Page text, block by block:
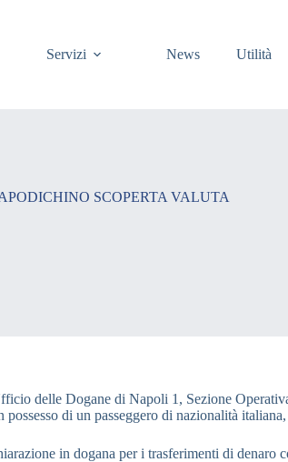
Servizi News Utilità
SCOPERTA VALUTA
delle Dogane di Napoli 1, Sezione
di un passeggero di nazionalità
in dogana per i trasferimenti di